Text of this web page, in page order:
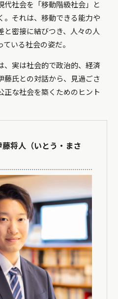
代社会を「移動階級社会」と
。それは、移動できる能力や
と密接に結びつき、人々の人
いる社会の姿だ。
、実は社会的で政治的、経済
藤氏との対話から、見過ごさ
正な社会を築くためのヒント
将人（いとう・まさ